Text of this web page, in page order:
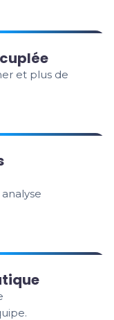
et plus de